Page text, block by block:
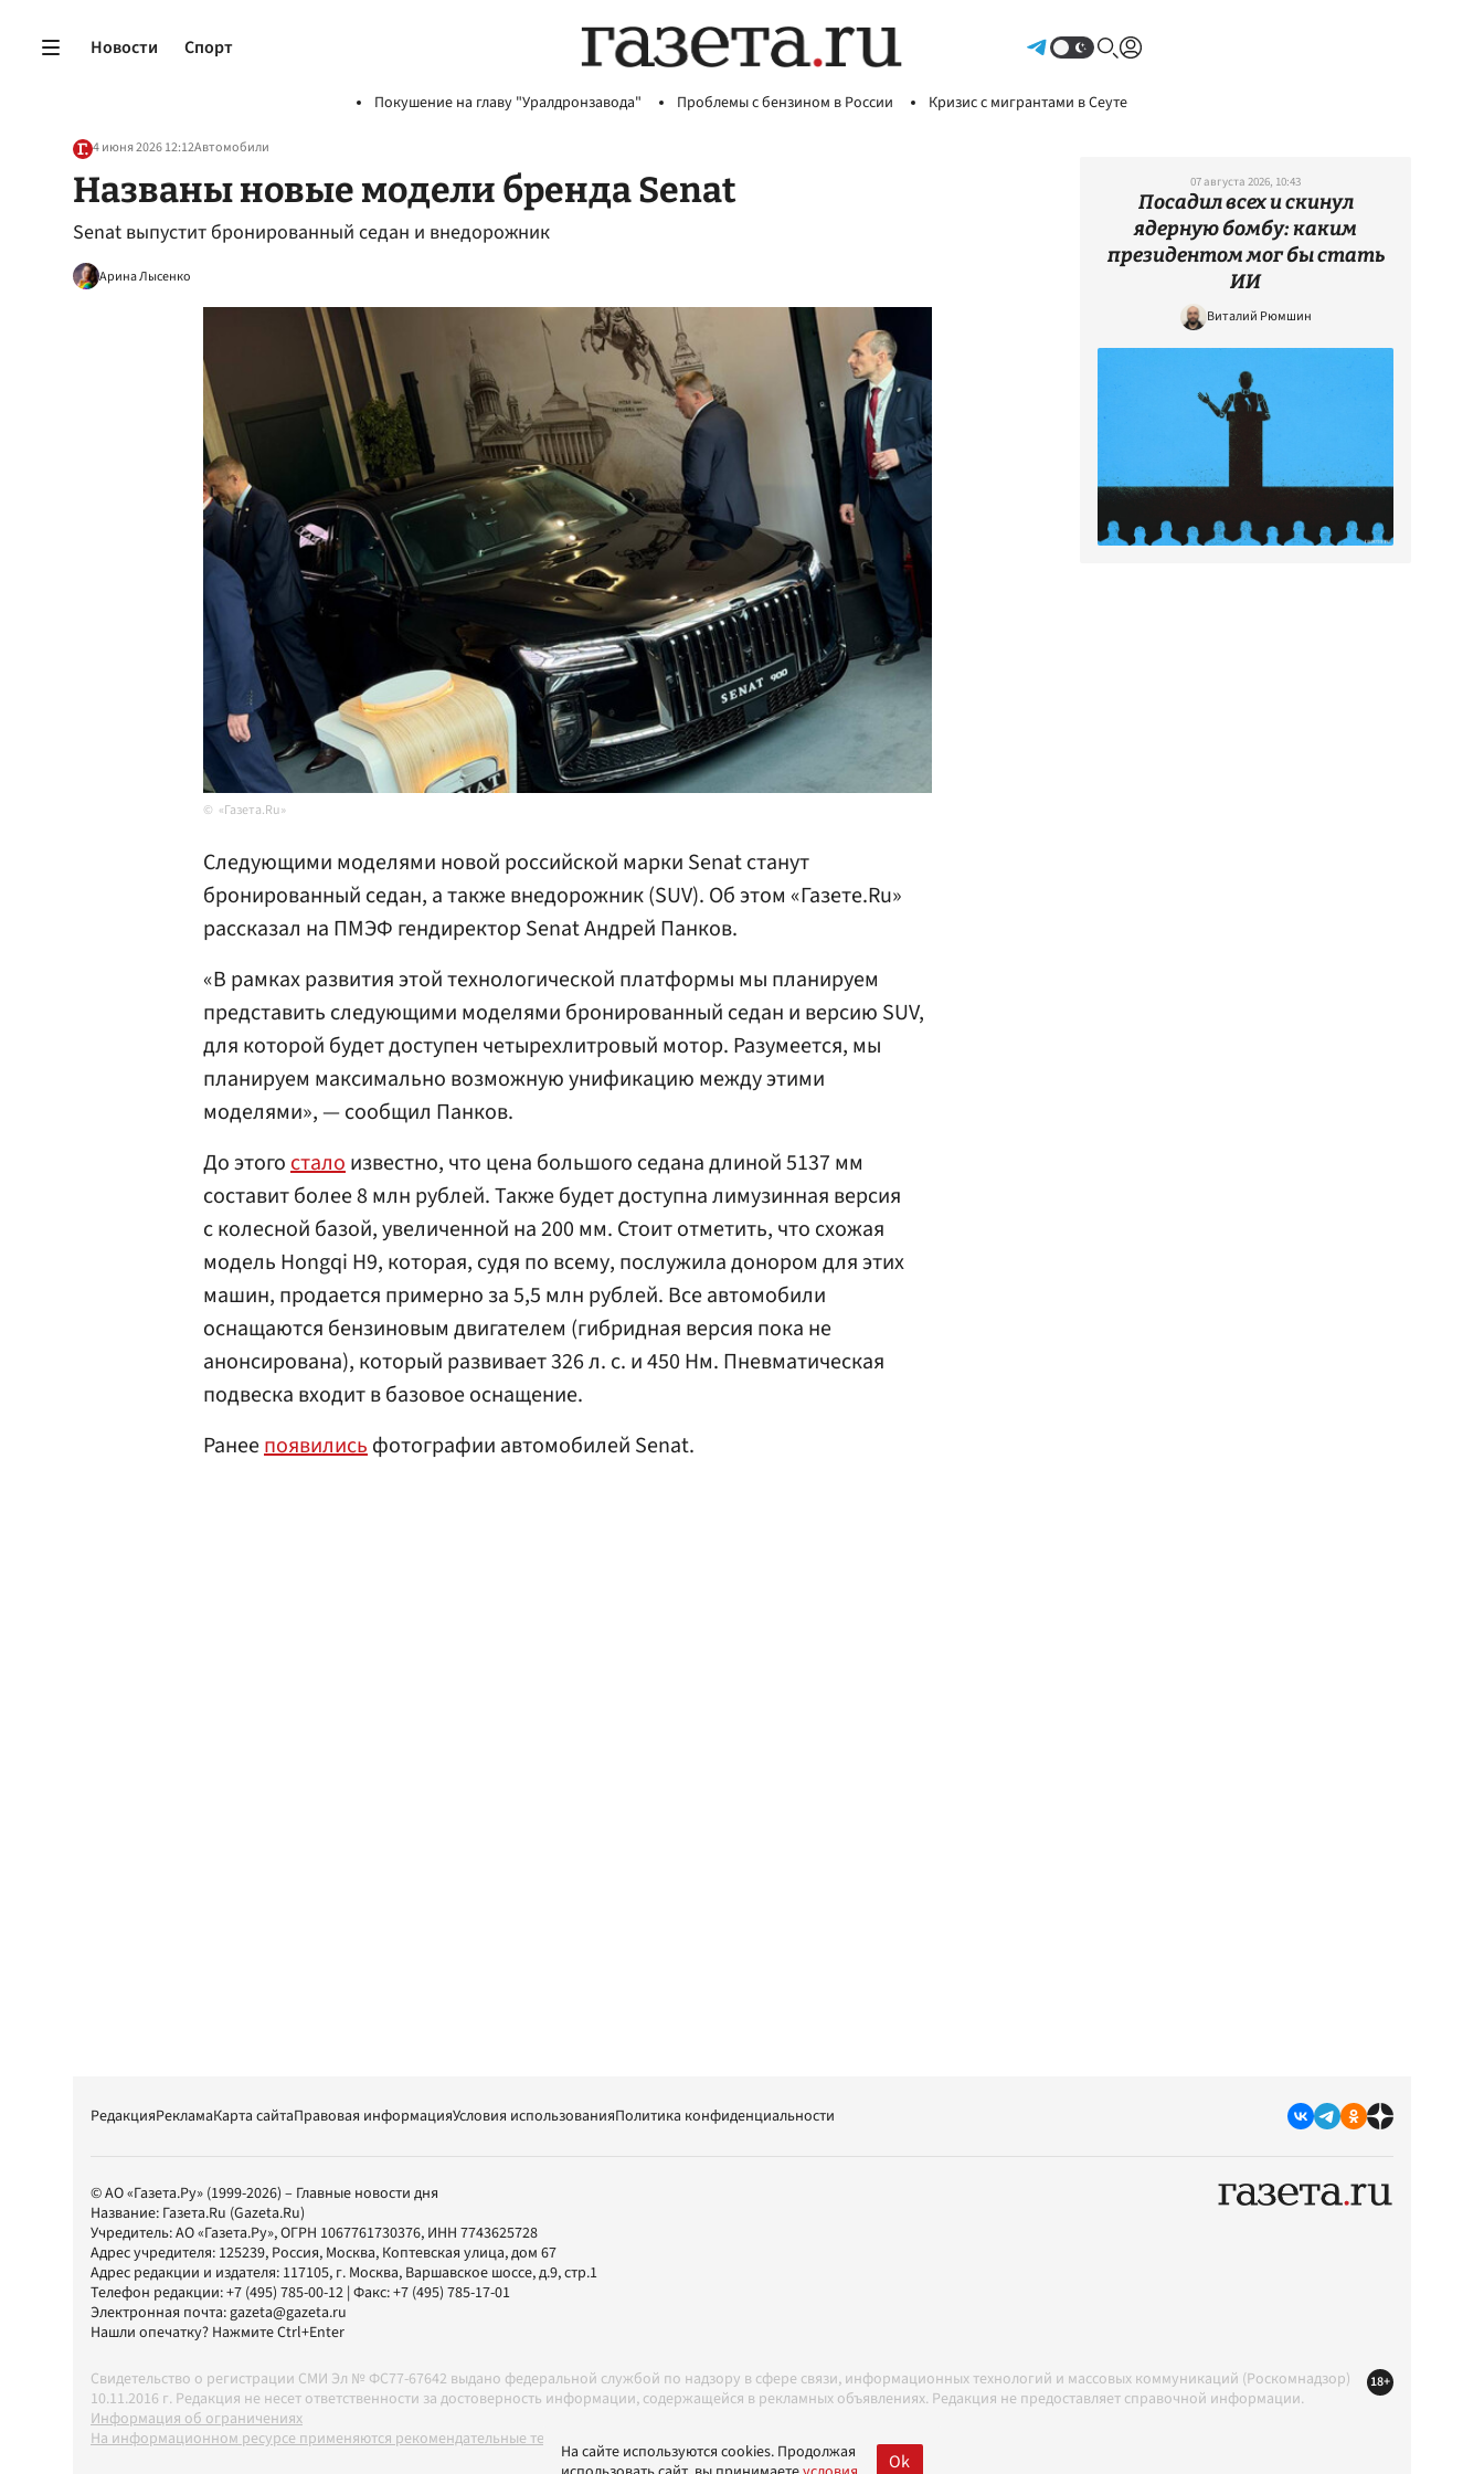
Новости Спорт
Покушение на главу "Уралдронзавода" Проблемы с бензином в России Кризис с мигрантами в Сеуте
4 июня 2026 12:12Автомобили
Названы новые модели бренда Senat
Senat выпустит бронированный седан и внедорожник
Арина Лысенко
«Газета.Ru»
Следующими моделями новой российской марки Senat станут
бронированный седан, а также внедорожник (SUV). Об этом «Газете.Ru»
рассказал на ПМЭФ гендиректор Senat Андрей Панков.
«В рамках развития этой технологической платформы мы планируем
представить следующими моделями бронированный седан и версию SUV,
для которой будет доступен четырехлитровый мотор. Разумеется, мы
планируем максимально возможную унификацию между этими
моделями», — сообщил Панков.
До этогосталоизвестно, что цена большого седана длиной 5137 мм
составит более 8 млн рублей. Также будет доступна лимузинная версия
с колесной базой, увеличенной на 200 мм. Стоит отметить, что схожая
модель Hongqi H9, которая, судя по всему, послужила донором для этих
машин, продается примерно за 5,5 млн рублей. Все автомобили
оснащаются бензиновым двигателем (гибридная версия пока не
анонсирована), который развивает 326 л. с. и 450 Нм. Пневматическая
подвеска входит в базовое оснащение.
Ранеепоявилисьфотографии автомобилей Senat.
07 августа 2026, 10:43
Посадил всех и скинул
ядерную бомбу: каким
президентом мог бы стать
ИИ
Виталий Рюмшин
РедакцияРекламаКарта сайтаПравовая информацияУсловия использованияПолитика конфиденциальности
© АО «Газета.Ру» (1999-2026) – Главные новости дня
Название: Газета.Ru (Gazeta.Ru)
Учредитель:АО «Газета.Ру», ОГРН 1067761730376, ИНН 7743625728
Адрес учредителя: 125239, Россия, Москва, Коптевская улица, дом 67
Адрес редакции и издателя: 117105, г. Москва, Варшавское шоссе, д.9, стр.1
Телефон редакции:+7 (495) 785-00-12 | Факс:+7 (495) 785-17-01
Электронная почта:gazeta@gazeta.ru
Нашли опечатку? Нажмите Ctrl+Enter
Свидетельство о регистрации СМИ Эл № ФС77-67642 выдано федеральной службой по надзору в сфере связи, информационных технологий и массовых коммуникаций (Роскомнадзор)
10.11.2016 г. Редакция не несет ответственности за достоверность информации, содержащейся в рекламных объявлениях. Редакция не предоставляет справочной информации.
Информация об ограничениях
На информационном ресурсе применяются рекомендательные технологии в соответствии с Правилами
18+
На сайте используются cookies. Продолжая
Ok